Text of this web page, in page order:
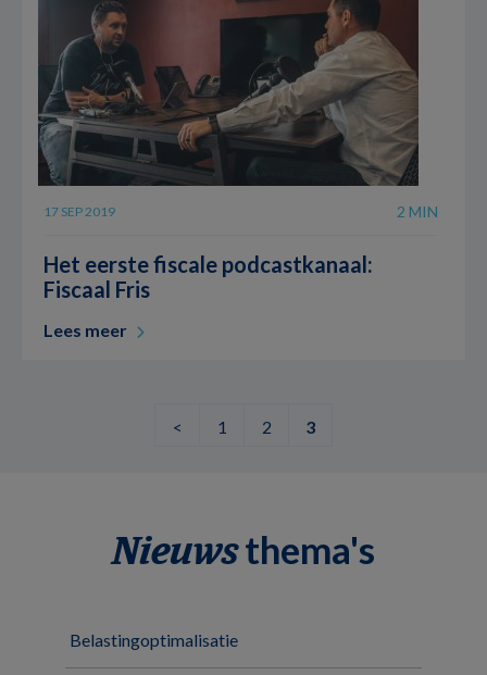
17 SEP 2019 2 MIN
Het eerste fiscale podcastkanaal:
Fiscaal Fris
Lees meer
< 1 2 3
Nieuwsthema's
Belastingoptimalisatie